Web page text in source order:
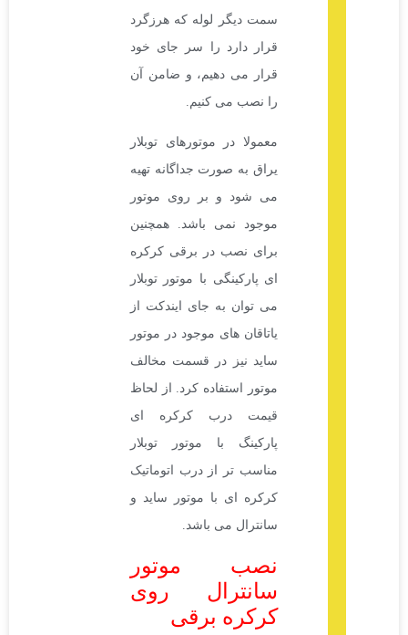
سمت دیگر لوله که هرزگرد
قرار دارد را سر جای خود
قرار می دهیم، و ضامن آن
معمولا در موتورهای توبلار
یراق به صورت جداگانه تهیه
می شود و بر روی موتور
موجود نمی باشد. همچنین
برای نصب در برقی کرکره
ای پارکینگی با موتور توبلار
می توان به جای ایندکت از
یاتاقان های موجود در موتور
ساید نیز در قسمت مخالف
موتور استفاده کرد. از لحاظ
قیمت درب کرکره ای
پارکینگ با موتور توبلار
مناسب تر از درب اتوماتیک
کرکره ای با موتور ساید و
نصب موتور
سانترال روی
کرکره برقی